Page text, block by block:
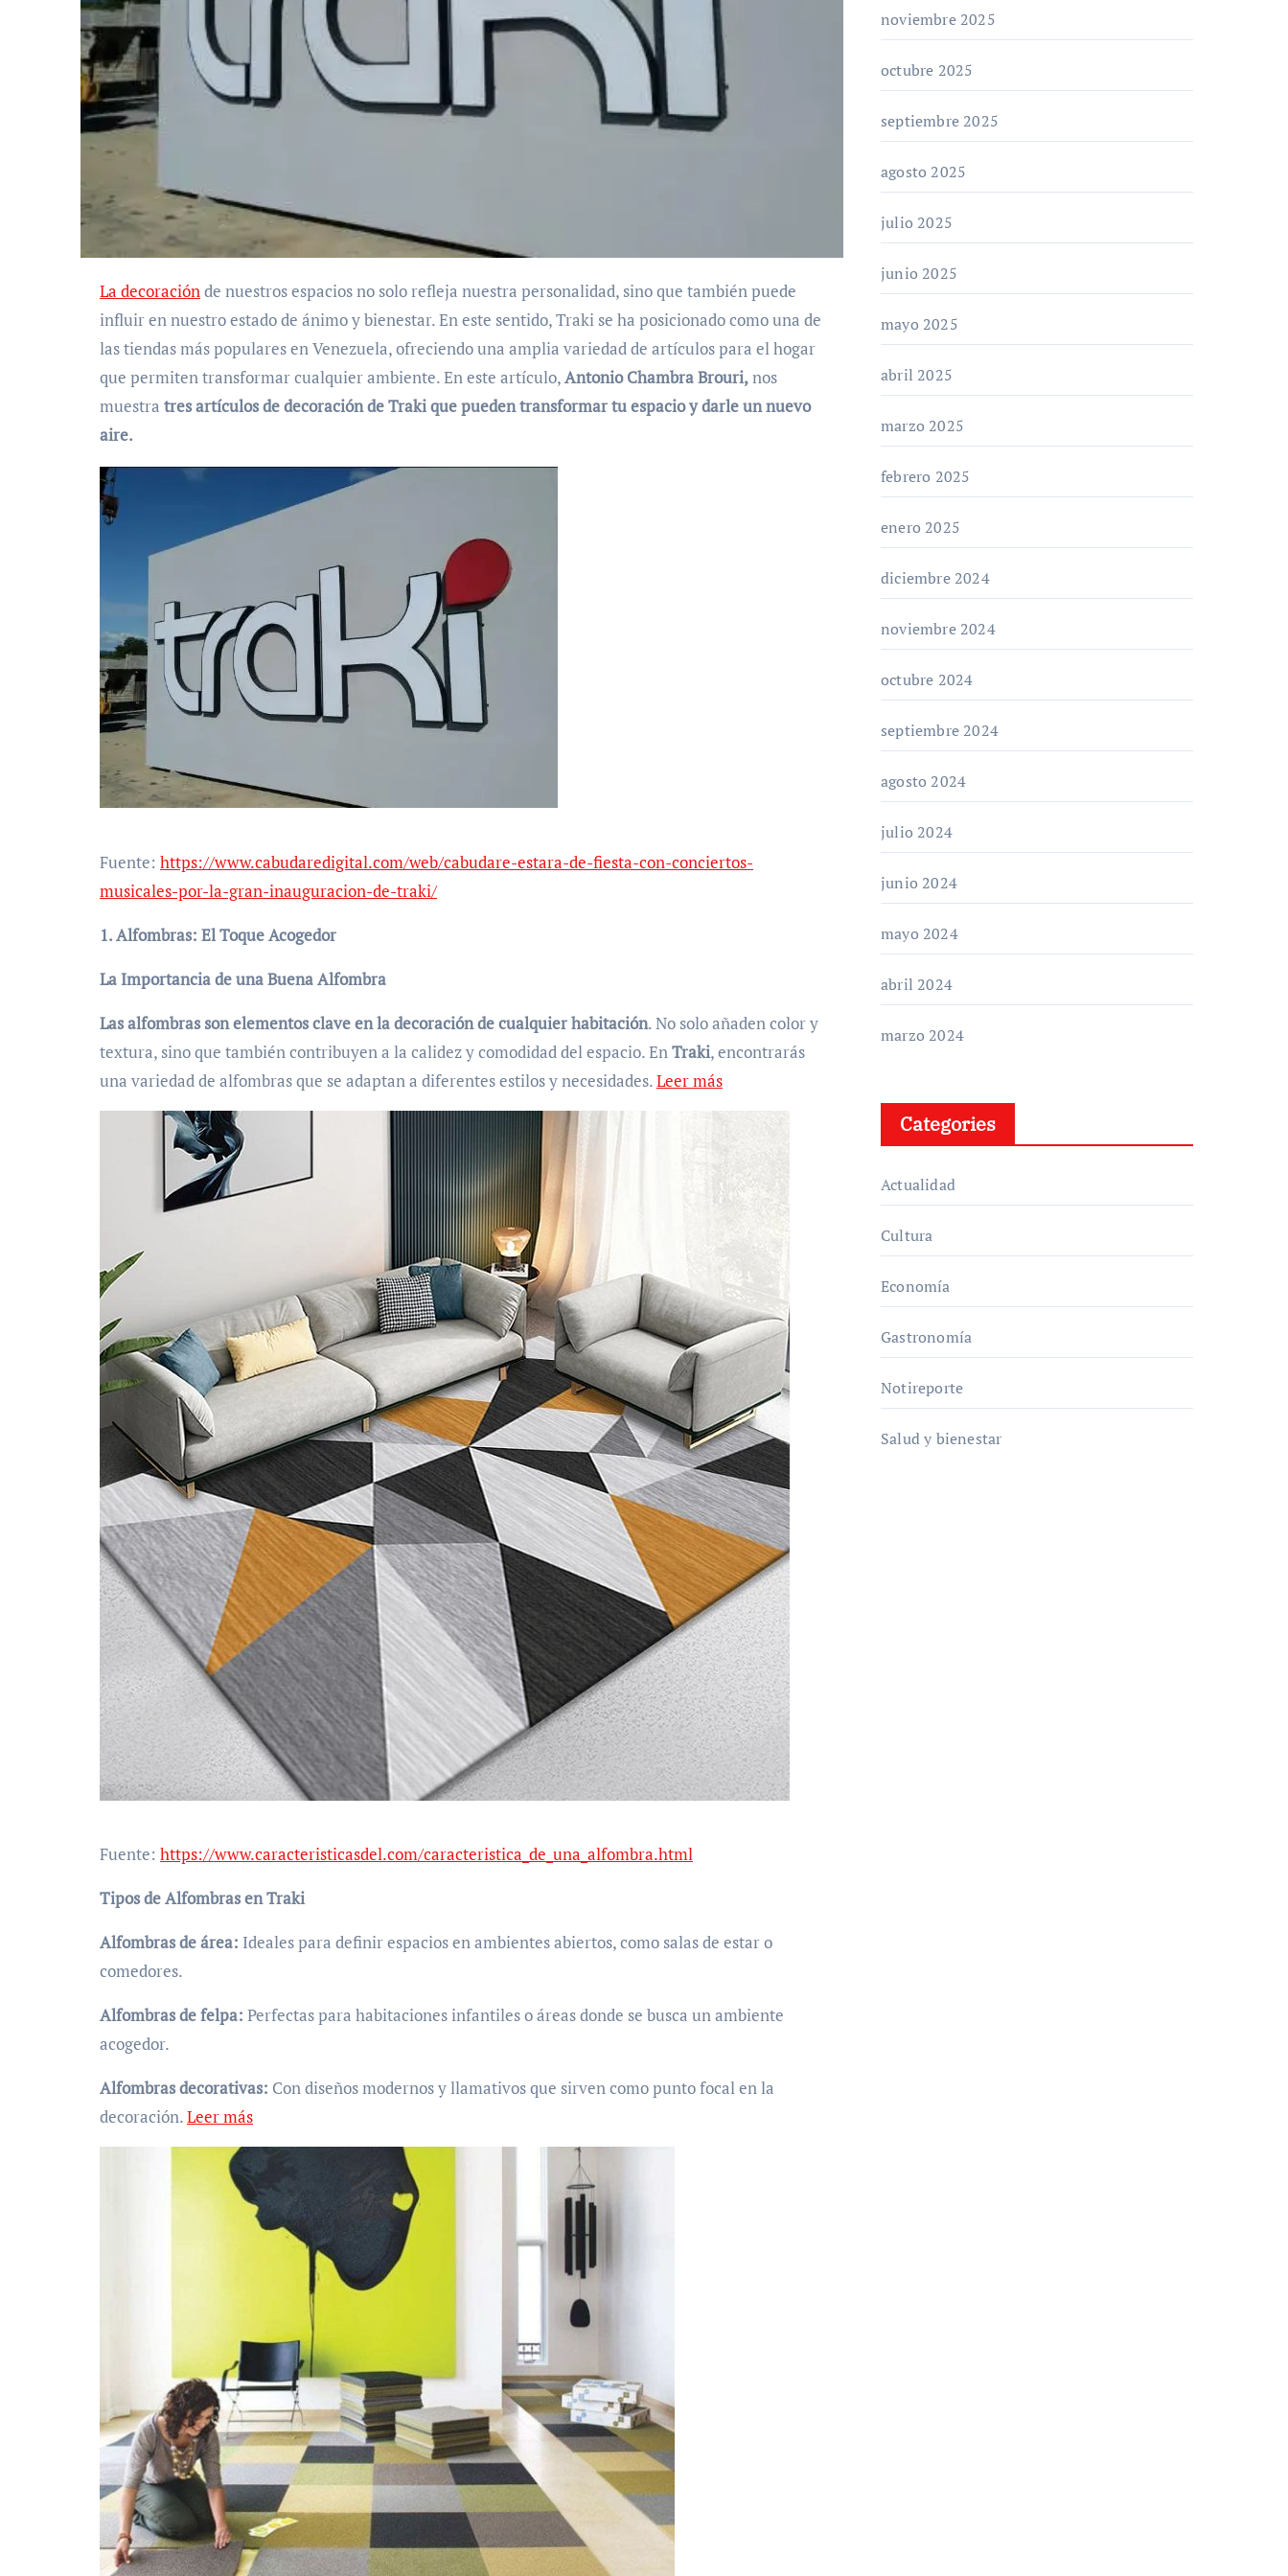
La decoraciónde nuestros espacios no solo refleja nuestra personalidad, sino que también puede
influir en nuestro estado de ánimo y bienestar. En este sentido, Traki se ha posicionado como una de
las tiendas más populares en Venezuela, ofreciendo una amplia variedad de artículos para el hogar
que permiten transformar cualquier ambiente. En este artículo,Antonio Chambra Brouri,nos
muestra tres artículos de decoración de Traki que pueden transformar tu espacio y darle un nuevo
aire.
Fuente: https://www.cabudaredigital.com/web/cabudare-estara-de-fiesta-con-conciertos-
musicales-por-la-gran-inauguracion-de-traki/
1. Alfombras: El Toque Acogedor
La Importancia de una Buena Alfombra
Las alfombras son elementos clave en la decoración de cualquier habitación. No solo añaden color y
textura, sino que también contribuyen a la calidez y comodidad del espacio. EnTraki, encontrarás
una variedad de alfombras que se adaptan a diferentes estilos y necesidades.Leer más
Fuente: https://www.caracteristicasdel.com/caracteristica_de_una_alfombra.html
Tipos de Alfombras en Traki
Alfombras de área: Ideales para definir espacios en ambientes abiertos, como salas de estar o
comedores.
Alfombras de felpa: Perfectas para habitaciones infantiles o áreas donde se busca un ambiente
acogedor.
Alfombras decorativas: Con diseños modernos y llamativos que sirven como punto focal en la
decoración.Leer más
noviembre 2025
octubre 2025
septiembre 2025
agosto 2025
julio 2025
junio 2025
mayo 2025
abril 2025
marzo 2025
febrero 2025
enero 2025
diciembre 2024
noviembre 2024
octubre 2024
septiembre 2024
agosto 2024
julio 2024
junio 2024
mayo 2024
abril 2024
marzo 2024
Categories
Actualidad
Cultura
Economía
Gastronomía
Notireporte
Salud y bienestar